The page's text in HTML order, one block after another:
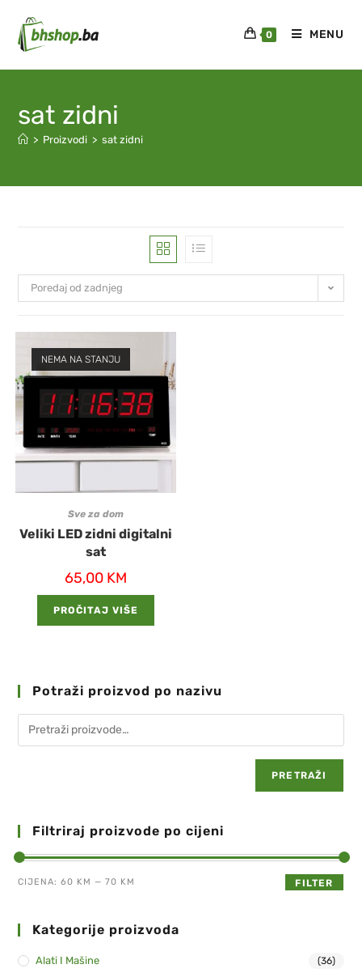
0 MENU
sat zidni
> Proizvodi > sat zidni
Poredaj od zadnjeg
NEMA NA STANJU
Sve za dom
Veliki LED zidni digitalni
sat
65,00 KM
PROČITAJ VIŠE
Potraži proizvod po nazivu
PRETRAŽI
Filtriraj proizvode po cijeni
FILTER
CIJENA:60 KM —70 KM
Kategorije proizvoda
Alati I Mašine (36)